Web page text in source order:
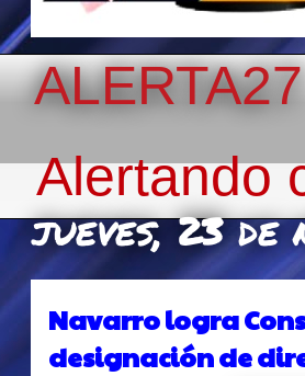
ALERTA27
Alertando
jueves, 23 de
Navarro logra
designación de